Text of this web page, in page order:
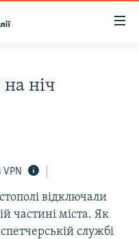
ніч
VPN
відключали
частині міста. Як
службі